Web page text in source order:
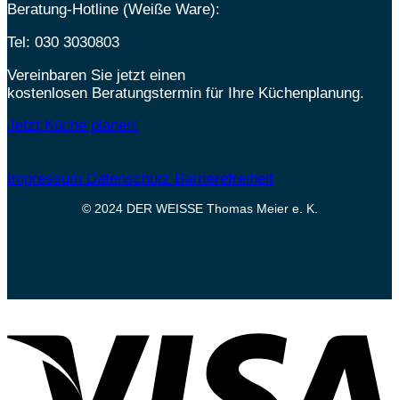
Beratung-Hotline (Weiße Ware):
Tel: 030 3030803
Vereinbaren Sie jetzt einen
kostenlosen Beratungstermin für Ihre Küchenplanung.
Jetzt Küche planen!
Impressum Datenschutz Barrierefreiheit
© 2024 DER WEISSE Thomas Meier e. K.